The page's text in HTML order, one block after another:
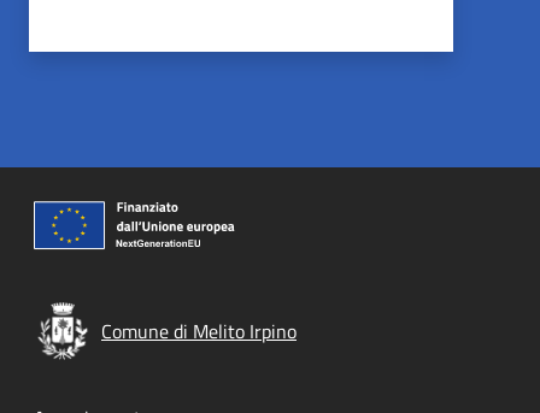
Comune di Melito Irpino